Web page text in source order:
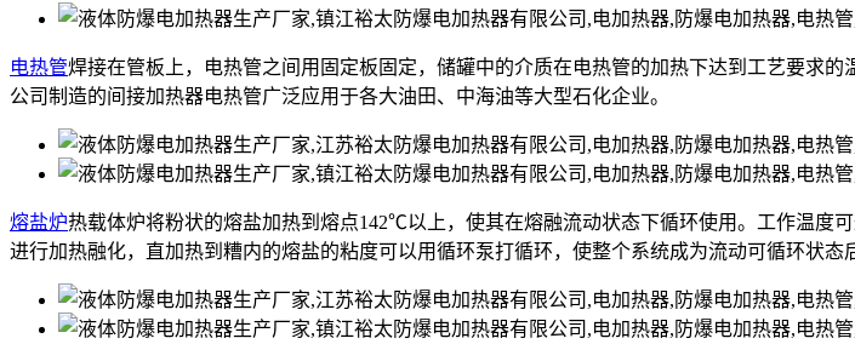
电热管焊接在管板上，电热管之间用固定板固定，储罐中的介质在电热管的加热下达到工艺要求
公司制造的间接加热器电热管广泛应用于各大油田、中海油等大型石化企业。
熔盐炉热载体炉将粉状的熔盐加热到熔点142℃以上，使其在熔融流动状态下循环使用。工作温
进行加热融化，直加热到糟内的熔盐的粘度可以用循环泵打循环，使整个系统成为流动可循环状态